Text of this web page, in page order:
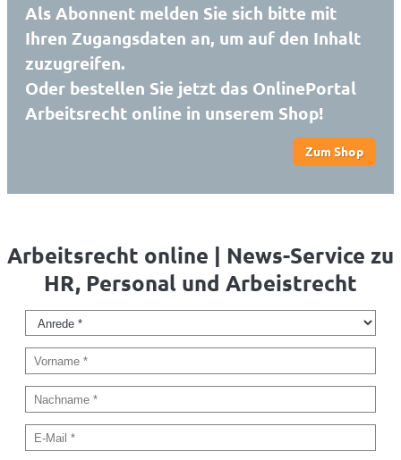
Als Abonnent melden Sie sich bitte mit
Ihren Zugangsdaten an, um auf den Inhalt
zuzugreifen.
Oder bestellen Sie jetzt das OnlinePortal
Arbeitsrecht online in unserem Shop!
Zum Shop
Arbeitsrecht online | News-Service zu
HR, Personal und Arbeistrecht